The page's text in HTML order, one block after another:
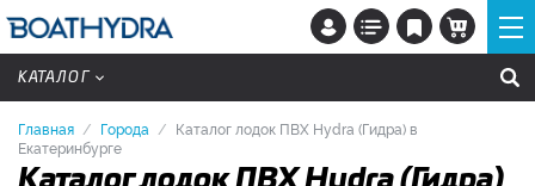
КАТАЛОГ
Главная Города
Каталог лодок ПВХ Hydra (Гидра) в
Екатеринбурге